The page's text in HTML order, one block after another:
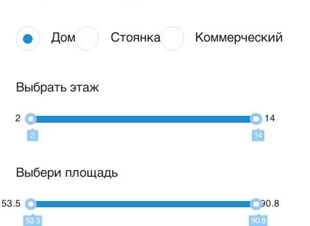
Дом Стоянка Коммерческий
Выбрать этаж
2
2 14
14
Выбери площадь
53.5
53.5 90.8
90.8